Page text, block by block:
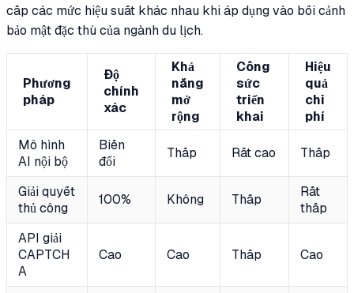
cấp các mức hiệu suất khác nhau khi áp dụng vào bối cảnh
bảo mật đặc thù của ngành du lịch.
Phương
pháp
Độ
chính
xác
Khả
năng
mở
rộng
Công
sức
triển
khai
Hiệu
quả
chi
phí
Mô hình
AI nội bộ
Biến
đổi
Thấp Rất cao Thấp
Giải quyết
thủ công
100% Không Thấp
Rất
thấp
API giải
CAPTCH
A
Cao Cao Thấp Cao